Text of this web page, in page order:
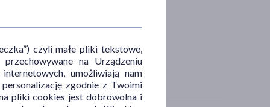
czyli małe pliki tekstowe,
na Urządzeniu
umożliwiają nam
zgodnie z Twoimi
pliki cookies jest dobrowolna i